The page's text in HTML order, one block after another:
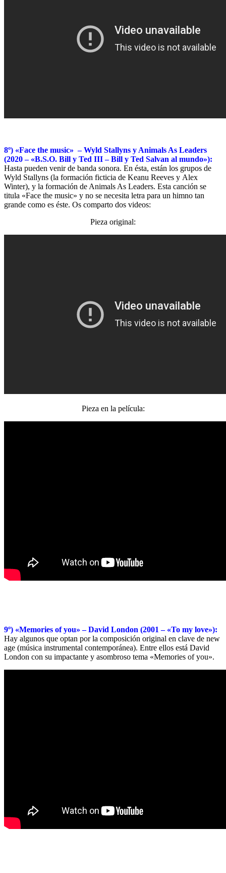
8º) «Face the music» – Wyld Stallyns y Animals As Leaders
(2020 – «B.S.O. Bill y Ted III – Bill y Ted Salvan al mundo»):
Hasta pueden venir de banda sonora. En ésta, están los grupos de
Wyld Stallyns (la formación ficticia de Keanu Reeves y Alex
Winter), y la formación de Animals As Leaders. Esta canción se
titula «Face the music» y no se necesita letra para un himno tan
grande como es éste. Os comparto dos videos:
Pieza original:
Pieza en la película:
9º) «Memories of you» – David London (2001 – «To my love»):
Hay algunos que optan por la composición original en clave de new
age (música instrumental contemporánea). Entre ellos está David
London con su impactante y asombroso tema «Memories of you».